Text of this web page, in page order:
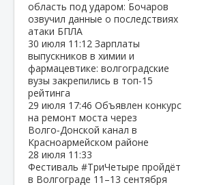
область под ударом: Бочаров
озвучил данные о последствиях
атаки БПЛА
30 июля 11:12 Зарплаты
выпускников в химии и
фармацевтике: волгоградские
вузы закрепились в топ‑15
рейтинга
29 июля 17:46 Объявлен конкурс
на ремонт моста через
Волго‑Донской канал в
Красноармейском районе
28 июля 11:33
Фестиваль #ТриЧетыре пройдёт
в Волгограде 11–13 сентября